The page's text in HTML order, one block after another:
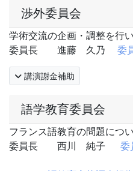
渉外委員会
学術交流の企画・調整を行い
委員長 進藤 久乃 委
講演謝金補助
語学教育委員会
フランス語教育の問題につ
委員長 西川 純子 委